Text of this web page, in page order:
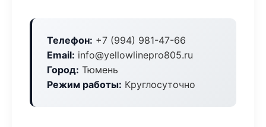
Телефон: +7 (994) 981-47-66
Email: info@yellowlinepro805.ru
Город: Тюмень
Режим работы: Круглосуточно